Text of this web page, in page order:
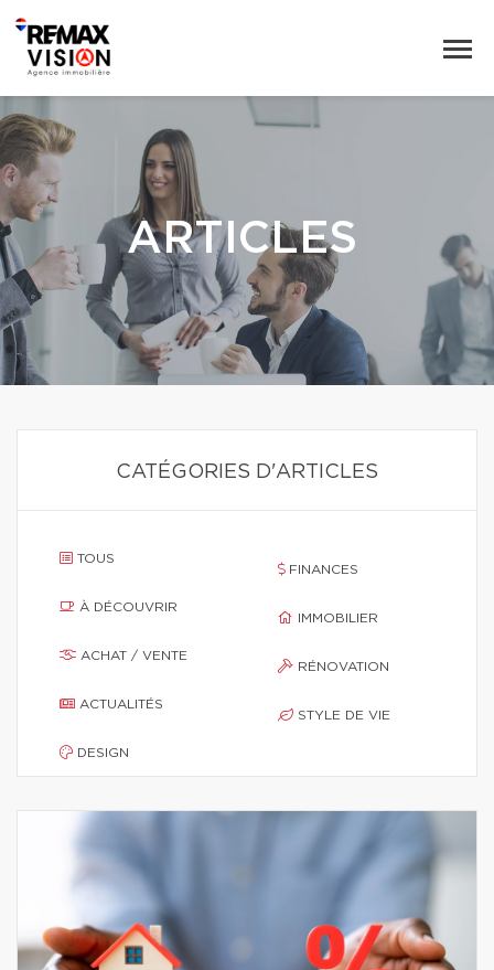
ARTICLES
CATÉGORIES D'ARTICLES
TOUS
À DÉCOUVRIR
ACHAT / VENTE
ACTUALITÉS
DESIGN
FINANCES
IMMOBILIER
RÉNOVATION
STYLE DE VIE